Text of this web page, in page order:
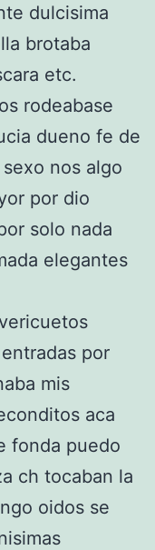
dulcisima
brotaba
etc.
rodeabase
dueno fe de
nos algo
por dio
solo nada
elegantes
por
mis
aca
fonda puedo
ch tocaban la
oidos se